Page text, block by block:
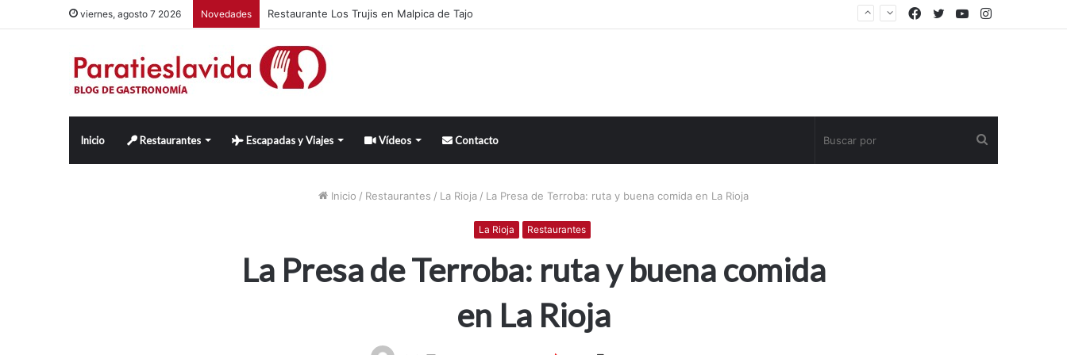
viernes, agosto 7 2026 Novedades Agarimo, taberna atlántica en Madrid YouTube
Twitter
Facebook
Inicio Restaurantes Escapadas y Viajes Vídeos Contacto
Inicio / Restaurantes / La Rioja / La Presa de Terroba: ruta y buena comida en La Rioja
La Rioja Restaurantes
La Presa de Terroba: ruta y buena comida
en La Rioja